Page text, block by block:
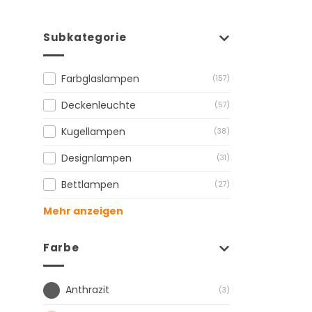
Subkategorie
Farbglaslampen (157)
Deckenleuchte (57)
Kugellampen (38)
Designlampen (31)
Bettlampen (27)
Mehr anzeigen
Farbe
Anthrazit (3)